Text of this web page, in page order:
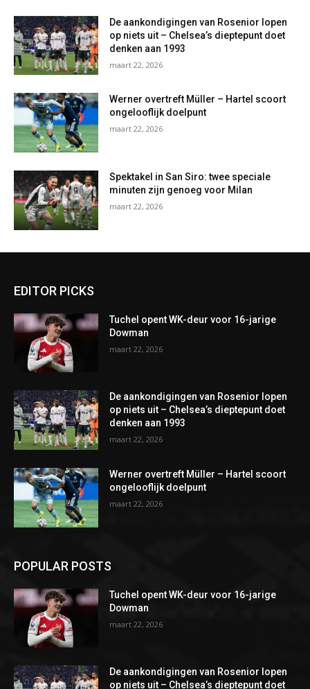
De aankondigingen van Rosenior lopen
op niets uit – Chelsea’s dieptepunt doet
denken aan 1993
maart 22, 2026
Werner overtreft Müller – Hartel scoort
ongelooflijk doelpunt
maart 22, 2026
Spektakel in San Siro: twee speciale
minuten zijn genoeg voor Milan
maart 22, 2026
EDITOR PICKS
Tuchel opent WK-deur voor 16-jarige
Dowman
maart 22, 2026
De aankondigingen van Rosenior lopen
op niets uit – Chelsea’s dieptepunt doet
denken aan 1993
maart 22, 2026
Werner overtreft Müller – Hartel scoort
ongelooflijk doelpunt
maart 22, 2026
POPULAR POSTS
Tuchel opent WK-deur voor 16-jarige
Dowman
maart 22, 2026
De aankondigingen van Rosenior lopen
op niets uit – Chelsea’s dieptepunt doet